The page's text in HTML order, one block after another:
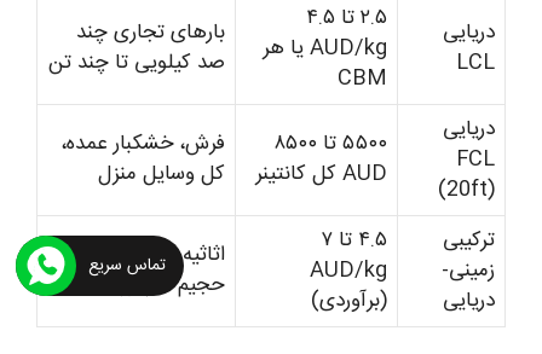
دریایی
LCL
۲.۵ تا ۴.۵
AUD/kg یا هر
CBM
بارهای تجاری چند
صد کیلویی تا چند تن
دریایی
FCL
(20ft)
۵۵۰۰ تا ۸۵۰۰
AUD کل کانتینر
فرش، خشکبار عمده،
کل وسایل منزل
ترکیبی
زمینی-
دریایی
۴.۵ تا ۷
AUD/kg
(برآوردی)
اثاثیه منزل، بارهای
حجیم غیرفوری
تماس سریع